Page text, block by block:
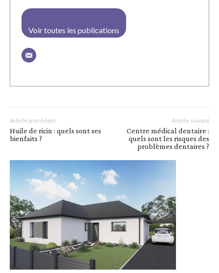
Voir toutes les publications
Article précédent
Huile de ricin : quels sont ses
bienfaits ?
Article suivant
Centre médical dentaire :
quels sont les risques des
problèmes dentaires ?